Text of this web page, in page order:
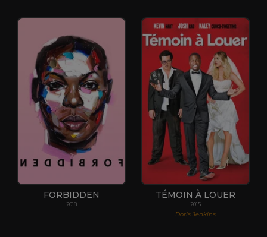
FORBIDDEN
2018
TÉMOIN À LOUER
2015
Doris Jenkins